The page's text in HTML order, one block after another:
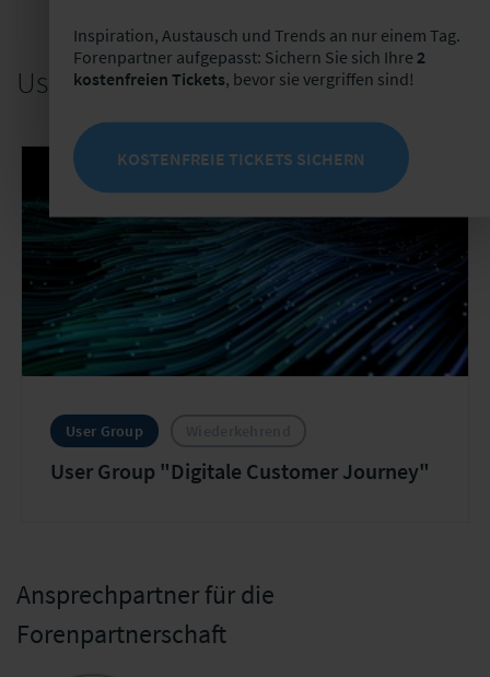
User Group Mitgliedschaften
User Group
User Group "Digitale Customer Journey"
Ansprechpartner für die
Forenpartnerschaft
Inspiration, Austausch und Trends an nur einem Tag.
Forenpartner aufgepasst: Sichern Sie sich Ihre 2
kostenfreien Tickets, bevor sie vergriffen sind!
KOSTENFREIE TICKETS SICHERN